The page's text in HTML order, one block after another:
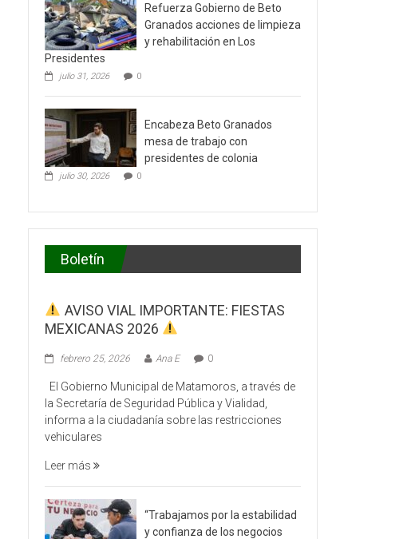
Refuerza Gobierno de Beto
Granados acciones de limpieza
y rehabilitación en Los
Presidentes
julio 31, 2026 0
Encabeza Beto Granados
mesa de trabajo con
presidentes de colonia
julio 30, 2026 0
Boletín
AVISO VIAL IMPORTANTE: FIESTAS
MEXICANAS 2026
febrero 25, 2026 Ana E 0
El Gobierno Municipal de Matamoros, a través de
la Secretaría de Seguridad Pública y Vialidad,
informa a la ciudadanía sobre las restricciones
vehiculares
Leer más
“Trabajamos por la estabilidad
y confianza de los negocios